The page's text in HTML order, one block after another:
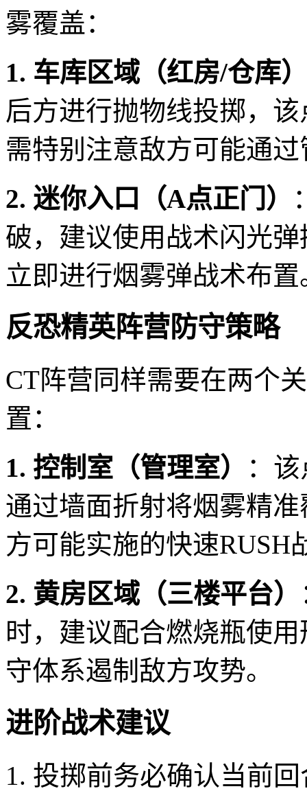
雾覆盖：
1. 车库区域（红房/仓库）
后方进行抛物线投掷，
需特别注意敌方可能通
2. 迷你入口（A点正门）
破，建议使用战术闪光
立即进行烟雾弹战术布置
反恐精英阵营防守策略
CT阵营同样需要在两个
置：
1. 控制室（管理室）
：
通过墙面折射将烟雾精
方可能实施的快速RUSH
2. 黄房区域（三楼平台）
时，建议配合燃烧瓶使
守体系遏制敌方攻势。
进阶战术建议
1. 投掷前务必确认当前